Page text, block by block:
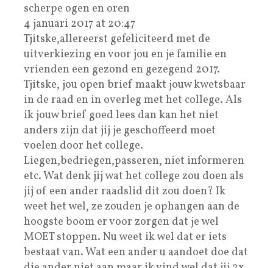
scherpe ogen en oren
4 januari 2017 at 20:47
Tjitske,allereerst gefeliciteerd met de
uitverkiezing en voor jou en je familie en
vrienden een gezond en gezegend 2017.
Tjitske, jou open brief maakt jouw kwetsbaar
in de raad en in overleg met het college. Als
ik jouw brief goed lees dan kan het niet
anders zijn dat jij je geschoffeerd moet
voelen door het college.
Liegen,bedriegen,passeren, niet informeren
etc. Wat denk jij wat het college zou doen als
jij of een ander raadslid dit zou doen? Ik
weet het wel, ze zouden je ophangen aan de
hoogste boom er voor zorgen dat je wel
MOET stoppen. Nu weet ik wel dat er iets
bestaat van. Wat een ander u aandoet doe dat